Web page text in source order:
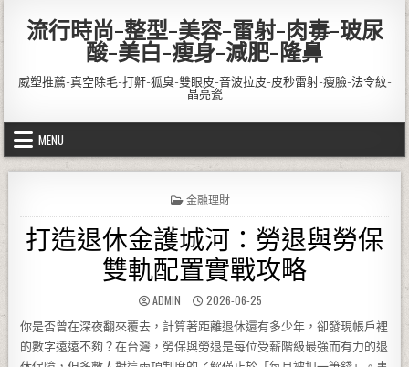
流行時尚-整型-美容-雷射-肉毒-玻尿
酸-美白-瘦身-減肥-隆鼻
威塑推薦-真空除毛-打鼾-狐臭-雙眼皮-音波拉皮-皮秒雷射-瘦臉-法令紋-
晶亮瓷
MENU
POSTED IN
金融理財
打造退休金護城河：勞退與勞保
雙軌配置實戰攻略
AUTHOR:
ADMIN PUBLISHED DATE:
2026-06-25
你是否曾在深夜翻來覆去，計算著距離退休還有多少年，卻發現帳戶裡
的數字遠遠不夠？在台灣，勞保與勞退是每位受薪階級最強而有力的退